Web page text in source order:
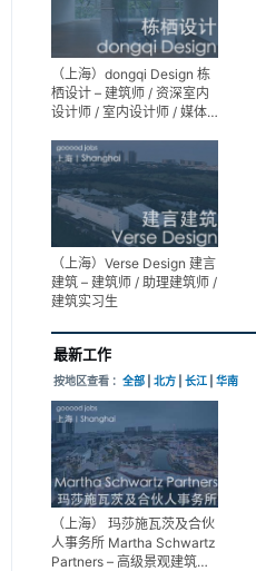
（上海）dongqi Design 栋
栖设计 – 建筑师 / 资深室内
设计师 / 室内设计师 / 媒体
生（常年招聘）
（上海）Verse Design 建言
建筑 – 建筑师 / 助理建筑师 /
建筑实习生
最新工作
按地区查看 ： 全部 北方 长江 华南
（上海） 玛莎施瓦茨及合伙
人事务所 Martha Schwartz
Partners – 高级景观建筑师